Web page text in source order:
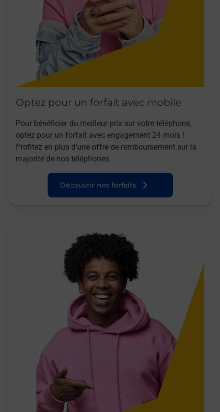
Optez pour un forfait avec mobile
Pour bénéficier du meilleur prix sur votre téléphone,
optez pour un forfait avec engagement 24 mois !
Profitez en plus d’une offre de remboursement sur la
majorité de nos téléphones.
Découvrir nos forfaits